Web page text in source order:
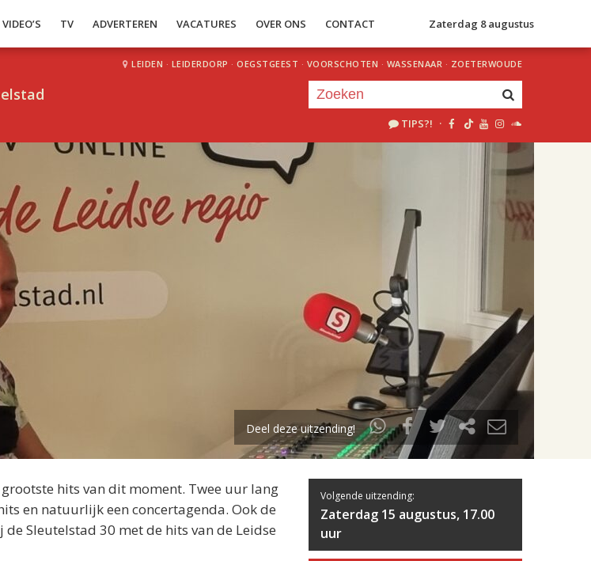
VIDEO’S TV ADVERTEREN VACATURES OVER ONS CONTACT Zaterdag 8 augustus
LEIDEN · LEIDERDORP · OEGSTGEEST · VOORSCHOTEN · WASSENAAR · ZOETERWOUDE
TIPS?! ·
uur 1 van 2
Volgend uur
Deel deze uitzending!
hits van dit moment. Twee uur lang
en natuurlijk een concertagenda. Ook de
Sleutelstad 30 met de hits van de Leidse
Volgende uitzending:
Zaterdag 15 augustus, 17.00
uur